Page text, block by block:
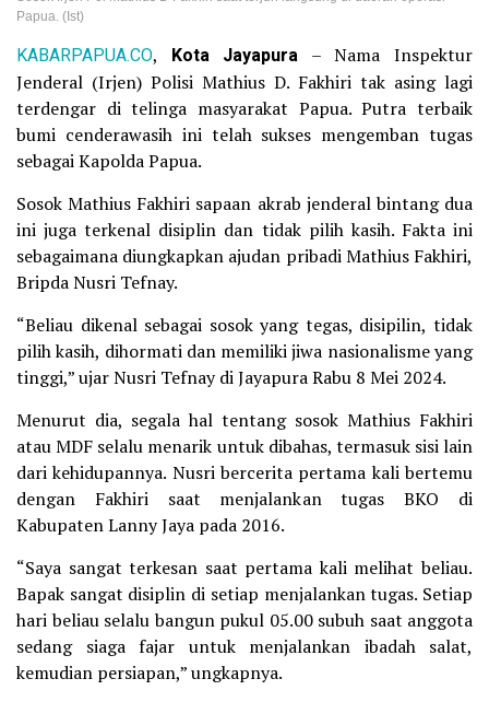
Papua. (Ist)
KABARPAPUA.CO, Kota Jayapura – Nama Inspektur
Jenderal (Irjen) Polisi Mathius D. Fakhiri tak asing lagi
terdengar di telinga masyarakat Papua. Putra terbaik
bumi cenderawasih ini telah sukses mengemban tugas
sebagai Kapolda Papua.
Sosok Mathius Fakhiri sapaan akrab jenderal bintang dua
ini juga terkenal disiplin dan tidak pilih kasih. Fakta ini
sebagaimana diungkapkan ajudan pribadi Mathius Fakhiri,
Bripda Nusri Tefnay.
“Beliau dikenal sebagai sosok yang tegas, disipilin, tidak
pilih kasih, dihormati dan memiliki jiwa nasionalisme yang
tinggi,” ujar Nusri Tefnay di Jayapura Rabu 8 Mei 2024.
Menurut dia, segala hal tentang sosok Mathius Fakhiri
atau MDF selalu menarik untuk dibahas, termasuk sisi lain
dari kehidupannya. Nusri bercerita pertama kali bertemu
dengan Fakhiri saat menjalankan tugas BKO di
Kabupaten Lanny Jaya pada 2016.
“Saya sangat terkesan saat pertama kali melihat beliau.
Bapak sangat disiplin di setiap menjalankan tugas. Setiap
hari beliau selalu bangun pukul 05.00 subuh saat anggota
sedang siaga fajar untuk menjalankan ibadah salat,
kemudian persiapan,” ungkapnya.